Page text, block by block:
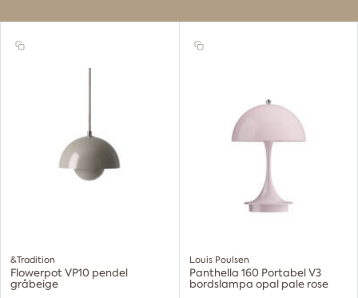
&Tradition
Flowerpot VP10 pendel
gråbeige
Louis Poulsen
Panthella 160 Portabel V3
bordslampa opal pale rose